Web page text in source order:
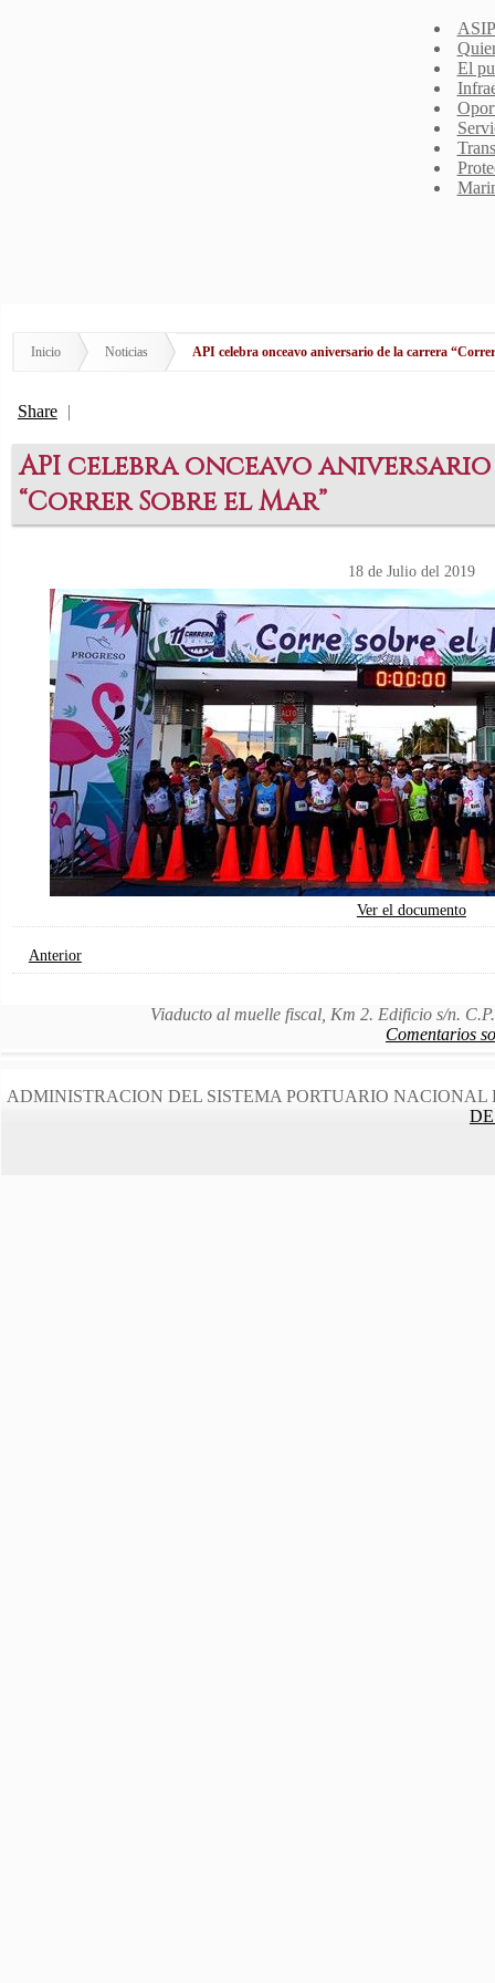
El
Inicio Noticias API celebra onceavo aniversario de la carrera
Share |
API celebra onceavo
“Correr Sobre el Mar”
18 de Julio del 2019
Ver el documento
Anterior
Viaducto al muelle fiscal, Km 2. Edificio s/n.
Comentarios
ADMINISTRACION DEL SISTEMA PORTUARIO NACIONAL